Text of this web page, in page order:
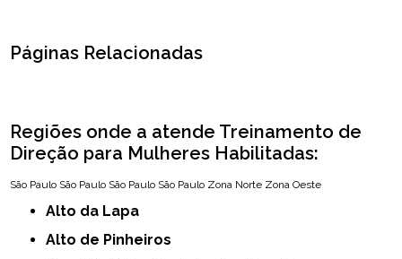
Páginas Relacionadas
Regiões onde a atende Treinamento de
Direção para Mulheres Habilitadas:
São Paulo São Paulo São Paulo São Paulo Zona Norte Zona Oeste
Alto da Lapa
Alto de Pinheiros